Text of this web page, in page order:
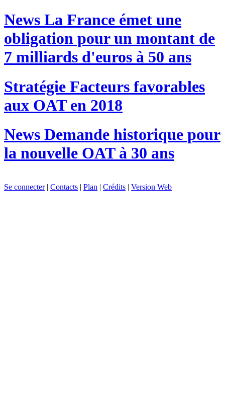
News La France émet une
obligation pour un montant de
7 milliards d'euros à 50 ans
Stratégie Facteurs favorables
aux OAT en 2018
News Demande historique pour
la nouvelle OAT à 30 ans
Se connecter| Contacts | Plan | Crédits | Version Web